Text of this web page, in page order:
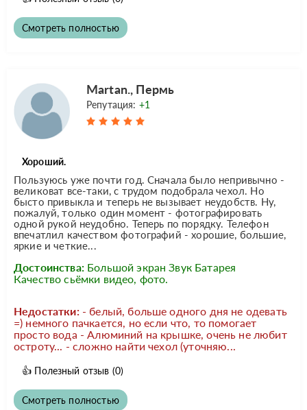
Смотреть полностью
Martan., Пермь
Репутация: +1
Хороший.
Пользуюсь уже почти год. Сначала было непривычно -
великоват все-таки, с трудом подобрала чехол. Но
бысто привыкла и теперь не вызывает неудобств. Ну,
пожалуй, только один момент - фотографировать
одной рукой неудобно. Теперь по порядку. Телефон
впечатлил качеством фотографий - хорошие, большие,
яркие и четкие...
Достоинства: Большой экран Звук Батарея
Качество сьёмки видео, фото.
Недостатки: - белый, больше одного дня не одевать
=) немного пачкается, но если что, то помогает
просто вода - Алюминий на крышке, очень не любит
остроту... - сложно найти чехол (уточняю...
👍 Полезный отзыв (0)
Смотреть полностью